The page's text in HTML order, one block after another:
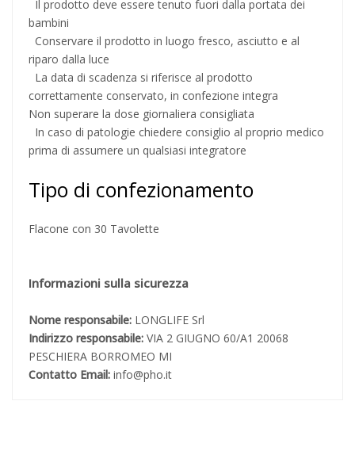
Il prodotto deve essere tenuto fuori dalla portata dei
bambini
Conservare il prodotto in luogo fresco, asciutto e al
riparo dalla luce
La data di scadenza si riferisce al prodotto
correttamente conservato, in confezione integra
Non superare la dose giornaliera consigliata
In caso di patologie chiedere consiglio al proprio medico
prima di assumere un qualsiasi integratore
Tipo di confezionamento
Flacone con 30 Tavolette
Informazioni sulla sicurezza
Nome responsabile: LONGLIFE Srl
Indirizzo responsabile: VIA 2 GIUGNO 60/A1 20068
PESCHIERA BORROMEO MI
Contatto Email: info@pho.it